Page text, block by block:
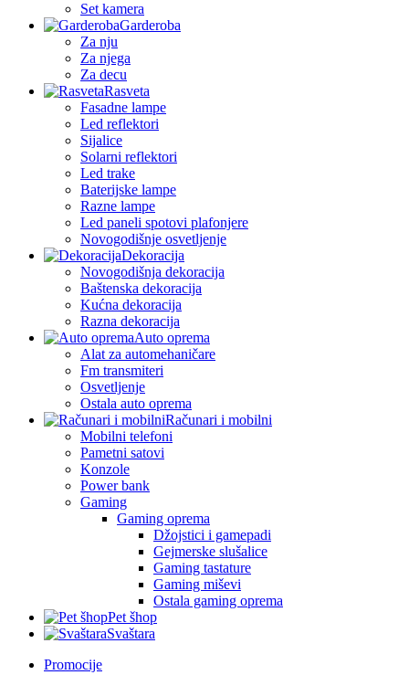
Set kamera
Garderoba
Za nju
Za njega
Za decu
Rasveta
Fasadne lampe
Led reflektori
Sijalice
Solarni reflektori
Led trake
Baterijske lampe
Razne lampe
Led paneli spotovi plafonjere
Novogodišnje osvetljenje
Dekoracija
Novogodišnja dekoracija
Baštenska dekoracija
Kućna dekoracija
Razna dekoracija
Auto oprema
Alat za automehaničare
Fm transmiteri
Osvetljenje
Ostala auto oprema
Računari i mobilni
Mobilni telefoni
Pametni satovi
Konzole
Power bank
Gaming
Gaming oprema
Džojstici i gamepadi
Gejmerske slušalice
Gaming tastature
Gaming miševi
Ostala gaming oprema
Pet šhop
Svaštara
Promocije